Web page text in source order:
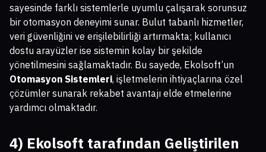
sayesinde farklı sistemlerle uyumlu çalışarak sorunsuz
bir otomasyon deneyimi sunar. Bulut tabanlı hizmetler,
veri güvenliğini ve erişilebilirliği artırmakta; kullanıcı
dostu arayüzler ise sistemin kolay bir şekilde
yönetilmesini sağlamaktadır. Bu sayede, Ekolsoft’un
Otomasyon Sistemleri, işletmelerin ihtiyaçlarına özel
çözümler sunarak rekabet avantajı elde etmelerine
yardımcı olmaktadır.
4) Ekolsoft tarafından Geliştirilen